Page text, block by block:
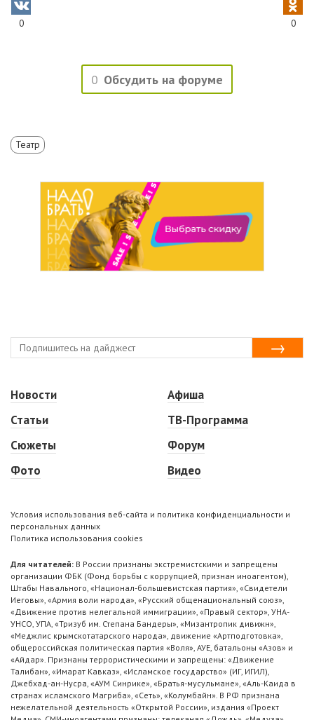
0 0
0 Обсудить на форуме
Театр
Новости
Статьи
Сюжеты
Фото
Афиша
ТВ-Программа
Форум
Видео
Условия использования веб-сайта и политика конфиденциальности и
персональных данных
Политика использования cookies
Для читателей: В России признаны экстремистскими и запрещены
организации ФБК (Фонд борьбы с коррупцией, признан иноагентом),
Штабы Навального, «Национал-большевистская партия», «Свидетели
Иеговы», «Армия воли народа», «Русский общенациональный союз»,
«Движение против нелегальной иммиграции», «Правый сектор», УНА-
УНСО, УПА, «Тризуб им. Степана Бандеры», «Мизантропик дивижн»,
«Меджлис крымскотатарского народа», движение «Артподготовка»,
общероссийская политическая партия «Воля», АУЕ, батальоны «Азов» и
«Айдар». Признаны террористическими и запрещены: «Движение
Талибан», «Имарат Кавказ», «Исламское государство» (ИГ, ИГИЛ),
Джебхад-ан-Нусра, «АУМ Синрике», «Братья-мусульмане», «Аль-Каида в
странах исламского Магриба», «Сеть», «Колумбайн». В РФ признана
нежелательной деятельность «Открытой России», издания «Проект